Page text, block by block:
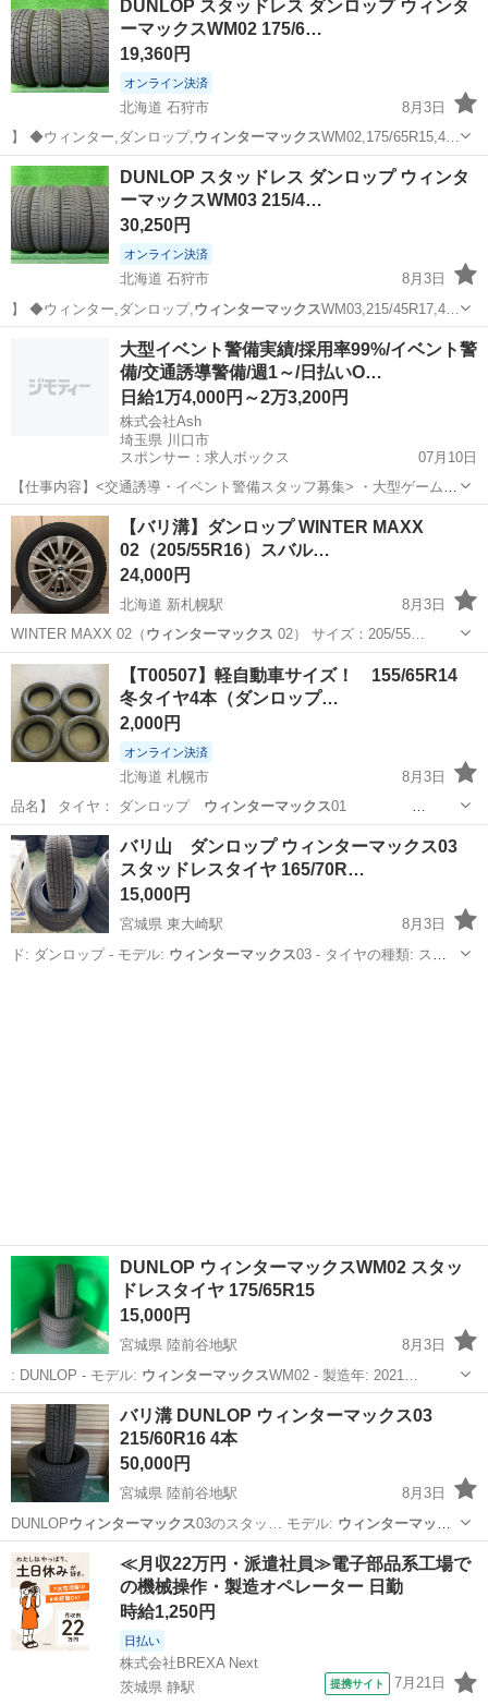
DUNLOP スタッドレス ダンロップ ウィンタ
ーマックスWM02 175/6…
19,360円
オンライン決済
北海道 石狩市
8月3日
】 ◆ウィンター,ダンロップ,ウィンターマックスWM02,175/65R15,4…
北海道 石狩市 タイヤ、ホイール ウィンターマックス
DUNLOP スタッドレス ダンロップ ウィンタ
ーマックスWM03 215/4…
30,250円
オンライン決済
北海道 石狩市
8月3日
】 ◆ウィンター,ダンロップ, ウィンターマックスWM03,215/45R17,4…
タイヤ、ホイール ウィンターマックス
大型イベント警備実績/採用率99%/イベント警
備/交通誘導警備/週1～/日払いO…
日給1万4,000円～2万3,200円
株式会社Ash
埼玉県 川口市
スポンサー：求人ボックス
07月10日
【仕事内容】<交通誘導・イベント警備スタッフ募集> ・大型ゲームイ
ベント ・スポーツ・地域イベント ・工事現場 など、さまざまな現場
で「安全を支える」警備会社です。 若手スタッフも多数活躍中! 未経
験スタートがほとんどなので、初め...
アルバイト・パート
【バリ溝】ダンロップ WINTER MAXX
02（205/55R16）スバル…
24,000円
北海道 新札幌駅
8月3日
WINTER MAXX 02（ ウィンターマックス 02） サイズ：205/55…
北海道 札幌市 新札幌駅 タイヤ、ホイール
【T00507】軽自動車サイズ！ 155/65R14
冬タイヤ4本（ダンロップ…
2,000円
オンライン決済
北海道 札幌市
8月3日
品名】 タイヤ： ダンロップ ウィンターマックス01
155/65R…
北海道 札幌市 タイヤ、ホイール ウィンターマックス
バリ山 ダンロップ ウィンターマックス03
スタッドレスタイヤ 165/70R…
15,000円
宮城県 東大崎駅
8月3日
ド: ダンロップ - モデル: ウィンターマックス03 - タイヤの種類: スタ
DUNLOP ウィンターマックスWM02 スタッ
ドレスタイヤ 175/65R15
15,000円
宮城県 陸前谷地駅
8月3日
: DUNLOP - モデル: ウィンターマックスWM02 - 製造年: 2021…
宮城 遠田郡 陸前谷地駅 タイヤ、ホイール
ウィンターマックス
バリ溝 DUNLOP ウィンターマックス03
215/60R16 4本
50,000円
宮城県 陸前谷地駅
8月3日
DUNLOPウィンターマックス 03のスタッ… モデル: ウィンターマック
ス03 - サ…
宮城 遠田郡 陸前谷地駅 タイヤ、ホイール
ウィンターマックス
≪月収22万円・派遣社員≫電子部品系工場で
の機械操作・製造オペレーター 日勤
時給1,250円
日払い
株式会社BREXA Next
茨城県 静駅
提携サイト 7月21日